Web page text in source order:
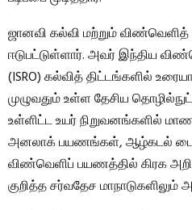
ஜானவி கல்வி மற்றும் விண்வெளித்
ஈடுபட்டுள்ளார். அவர் இந்திய
(ISRO) கல்வித் திட்டங்களில்
முழுவதும் உள்ள தேசிய
உள்ளிட்ட உயர் நிறுவனங்களில்
அனலாக் பயணங்கள், ஆழ்கடல்
விண்வெளிப் பயணத்தில் கிரக
குறித்த சர்வதேச